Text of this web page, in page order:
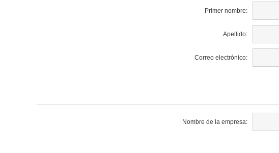
Primer nombre:
Apellido:
Correo electrónico:
Nombre de la empresa: